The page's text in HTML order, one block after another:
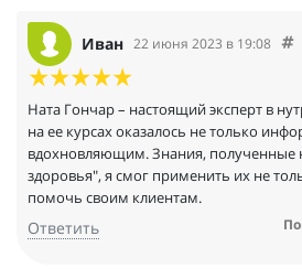
Иван 22 июня 2023 в 19:08
Ната Гончар – настоящий эксперт в
на ее курсах оказалось не только
вдохновляющим. Знания, полученные
здоровья", я смог применить их не
помочь своим клиентам.
Ответить